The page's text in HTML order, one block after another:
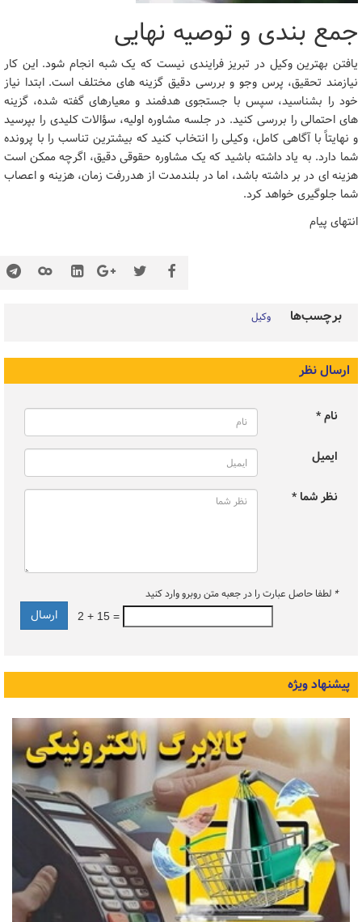
جمع بندی و توصیه نهایی
یافتن بهترین وکیل در تبریز فرایندی نیست که یک شبه انجام شود. این کار
نیازمند تحقیق، پرس وجو و بررسی دقیق گزینه های مختلف است. ابتدا نیاز
خود را بشناسید، سپس با جستجوی هدفمند و معیارهای گفته شده، گزینه
های احتمالی را بررسی کنید. در جلسه مشاوره اولیه، سؤالات کلیدی را بپرسید
و نهایتاً با آگاهی کامل، وکیلی را انتخاب کنید که بیشترین تناسب را با پرونده
شما دارد. به یاد داشته باشید که یک مشاوره حقوقی دقیق، اگرچه ممکن است
هزینه ای در بر داشته باشد، اما در بلندمدت از هدررفت زمان، هزینه و اعصاب
شما جلوگیری خواهد کرد.
انتهای پیام
برچسب‌ها وکیل
ارسال نظر
نام *
ایمیل
نظر شما *
* لطفا حاصل عبارت را در جعبه متن روبرو وارد کنید
2 + 15 =
پیشنهاد ویژه